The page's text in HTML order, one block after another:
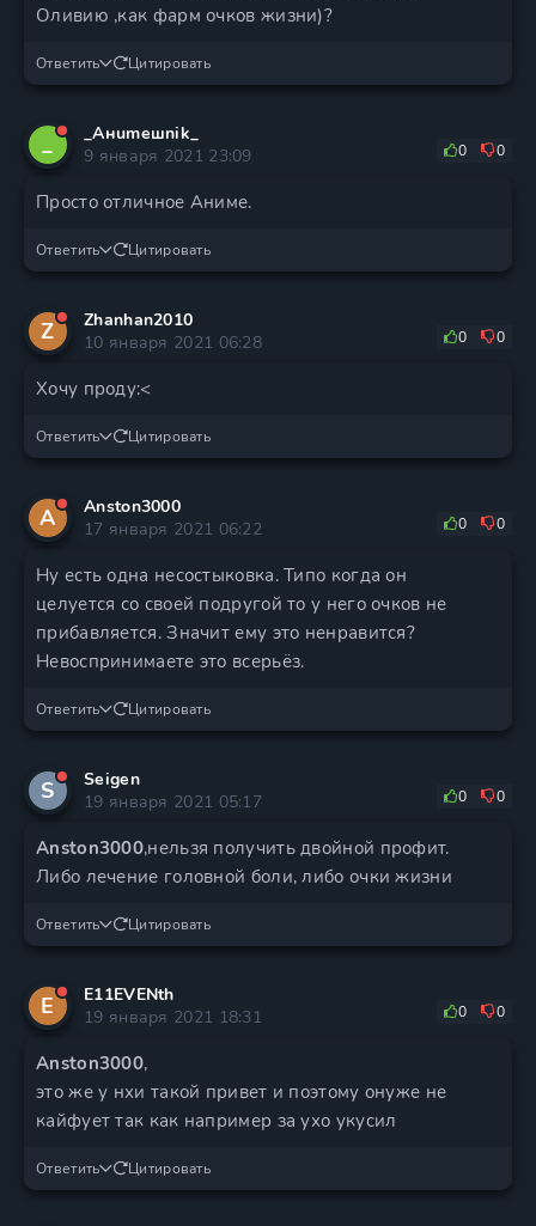
Оливию ,как фарм очков жизни)?
Ответить Цитировать
_
_Aнumeшnik_
9 января 2021 23:09
0 0
Просто отличное Аниме.
Ответить Цитировать
Z
Zhanhan2010
10 января 2021 06:28
0 0
Хочу проду:<
Ответить Цитировать
A
Anston3000
17 января 2021 06:22
0 0
Ну есть одна несостыковка. Типо когда он
целуется со своей подругой то у него очков не
прибавляется. Значит ему это ненравится?
Невоспринимаете это всерьёз.
Ответить Цитировать
S
Seigen
19 января 2021 05:17
0 0
Anston3000,нельзя получить двойной профит.
Либо лечение головной боли, либо очки жизни
Ответить Цитировать
E
E11EVENth
19 января 2021 18:31
0 0
Anston3000,
это же у нхи такой привет и поэтому онуже не
кайфует так как например за ухо укусил
Ответить Цитировать